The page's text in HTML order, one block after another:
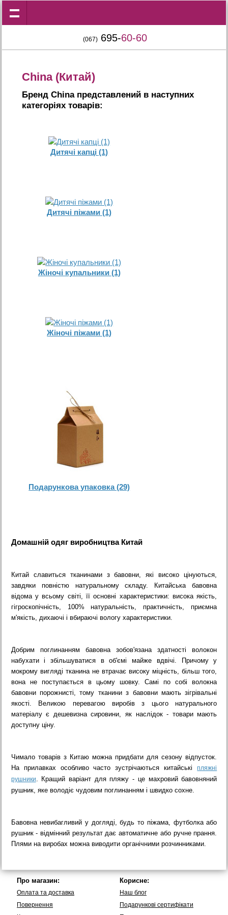
(067) 695-60-60
China (Китай)
Бренд China представлений в наступних
категорiях товарiв:
Дитячі капці (1)
Дитячі піжами (1)
Жіночі купальники (1)
Жіночі піжами (1)
Подарункова упаковка (29)
Домашній одяг виробництва Китай
Китай славиться тканинами з бавовни, які високо цінуються,
завдяки повністю натуральному складу. Китайська бавовна
відома у всьому світі, її основні характеристики: висока якість,
гігроскопічність, 100% натуральність, практичність, приємна
м'якість, дихаючі і вбираючі вологу характеристики.
Добрим поглинанням бавовна зобов'язана здатності волокон
набухати і збільшуватися в об'ємі майже вдвічі. Причому у
мокрому вигляді тканина не втрачає високу міцність, більш того,
вона не поступається в цьому шовку. Самі по собі волокна
бавовни порожнисті, тому тканини з бавовни мають зігрівальні
якості. Великою перевагою виробів з цього натурального
матеріалу є дешевизна сировини, як наслідок - товари мають
доступну ціну.
Чимало товарів з Китаю можна придбати для сезону відпусток.
На прилавках особливо часто зустрічаються китайськіпляжні
рушники. Кращий варіант для пляжу - це махровий бавовняний
рушник, яке володіє чудовим поглинанням і швидко сохне.
Бавовна невибагливий у догляді, будь то піжама, футболка або
рушник - відмінний результат дає автоматичне або ручне прання.
Плями на виробах можна виводити органічними розчинниками.
Про магазин:
Оплата та доставка
Повернення
Корисне:
Наш блог
Подарункові сертифікати